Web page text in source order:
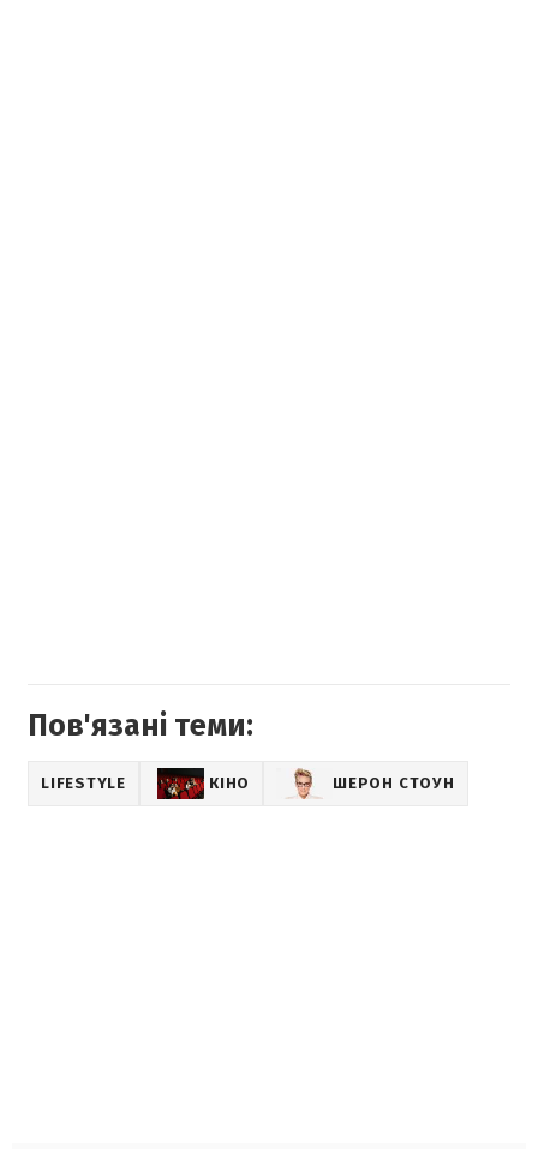
Пов'язані теми:
LIFESTYLE КІНО ШЕРОН СТОУН